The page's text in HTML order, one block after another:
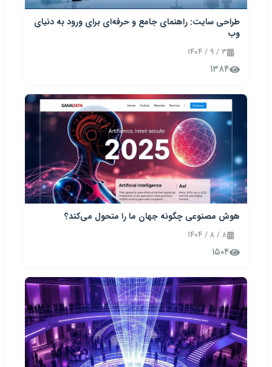
طراحی سایت: راهنمای جامع و حرفه‌ای برای ورود به دنیای
وب
۳ / ۹ / ۱۴۰۴
۱۳۸۴
هوش مصنوعی چگونه جهان ما را متحول می‌کند؟
۸ / ۸ / ۱۴۰۴
۱۵۰۴